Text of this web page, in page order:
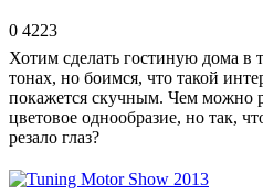
0 4223
Хотим сделать гостиную дома в
тонах, но боимся, что такой
покажется скучным. Чем можно
цветовое однообразие, но так,
резало глаз?